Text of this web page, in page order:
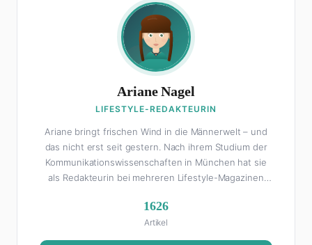
Ariane Nagel
LIFESTYLE-REDAKTEURIN
Ariane bringt frischen Wind in die Männerwelt – und
das nicht erst seit gestern. Nach ihrem Studium der
Kommunikationswissenschaften in München hat sie
als Redakteurin bei mehreren Lifestyle-Magazinen
Als Lifestyle-Redakteurin schreibt sie über alles, was
das Leben schöner macht: von Interior Design und
Reise-Tipps über Food-Trends bis hin zu
1626
Artikel